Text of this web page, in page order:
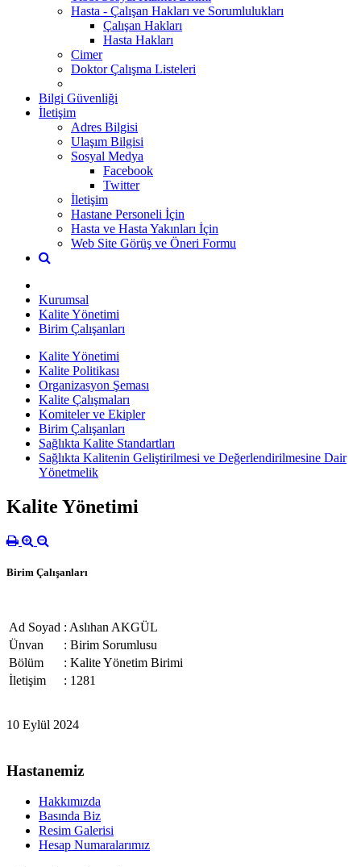
Hasta - Çalışan Hakları ve Sorumlulukları
Çalışan Hakları
Hasta Hakları
Cimer
Doktor Çalışma Listeleri
Bilgi Güvenliği
İletişim
Adres Bilgisi
Ulaşım Bilgisi
Sosyal Medya
Facebook
Twitter
İletişim
Hastane Personeli İçin
Hasta ve Hasta Yakınları İçin
Web Site Görüş ve Öneri Formu
Kurumsal
Kalite Yönetimi
Birim Çalışanları
Kalite Yönetimi
Kalite Politikası
Organizasyon Şeması
Kalite Çalışmaları
Komiteler ve Ekipler
Birim Çalışanları
Sağlıkta Kalite Standartları
Sağlıkta Kalitenin Geliştirilmesi ve Değerlendirilmesine Dair
Yönetmelik
Kalite Yönetimi
Birim Çalışanları
Ad Soyad : Aslıhan AKGÜL
Ünvan
: Birim Sorumlusu
Bölüm
: Kalite Yönetim Birimi
İletişim
: 1281
10 Eylül 2024
Hastanemiz
Hakkımızda
Basında Biz
Resim Galerisi
Hesap Numaralarımız